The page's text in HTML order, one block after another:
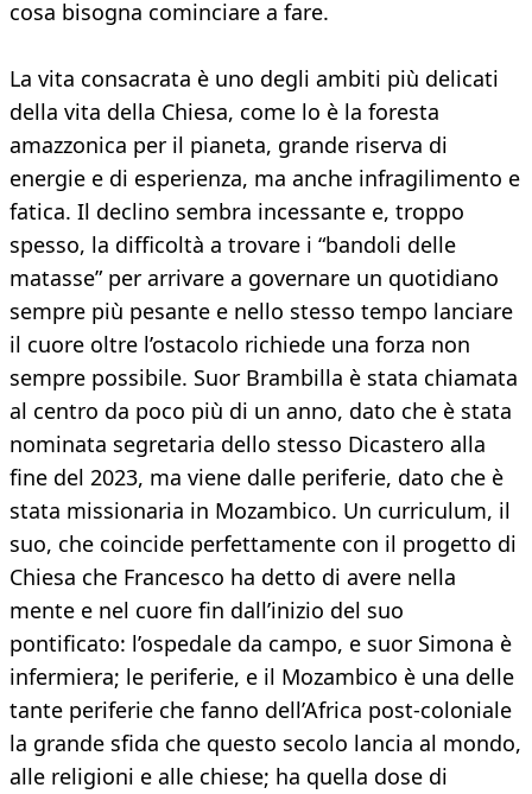
cosa bisogna cominciare a fare.
La vita consacrata è uno degli ambiti più delicati
della vita della Chiesa, come lo è la foresta
amazzonica per il pianeta, grande riserva di
energie e di esperienza, ma anche infragilimento e
fatica. Il declino sembra incessante e, troppo
spesso, la difficoltà a trovare i “bandoli delle
matasse” per arrivare a governare un quotidiano
sempre più pesante e nello stesso tempo lanciare
il cuore oltre l’ostacolo richiede una forza non
sempre possibile. Suor Brambilla è stata chiamata
al centro da poco più di un anno, dato che è stata
nominata segretaria dello stesso Dicastero alla
fine del 2023, ma viene dalle periferie, dato che è
stata missionaria in Mozambico. Un curriculum, il
suo, che coincide perfettamente con il progetto di
Chiesa che Francesco ha detto di avere nella
mente e nel cuore fin dall’inizio del suo
pontificato: l’ospedale da campo, e suor Simona è
infermiera; le periferie, e il Mozambico è una delle
tante periferie che fanno dell’Africa post-coloniale
la grande sfida che questo secolo lancia al mondo,
alle religioni e alle chiese; ha quella dose di